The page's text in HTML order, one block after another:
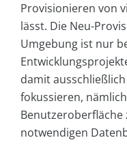
Provisionieren von
lässt. Die Neu-
Umgebung ist nur
damit
fokussieren,
Benutzeroberfläche
notwendigen